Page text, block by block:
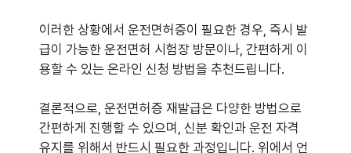
이러한 상황에서 운전면허증이 필요한 경우, 즉시 발
급이 가능한 운전면허 시험장 방문이나, 간편하게 이
용할 수 있는 온라인 신청 방법을 추천드립니다.
결론적으로, 운전면허증 재발급은 다양한 방법으로
간편하게 진행할 수 있으며, 신분 확인과 운전 자격
유지를 위해서 반드시 필요한 과정입니다. 위에서 언